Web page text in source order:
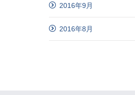
2016年9月
2016年8月